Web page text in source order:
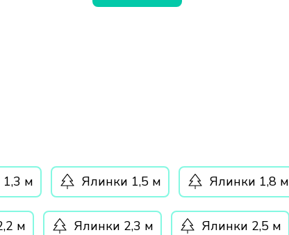
Ялинки 2,5 м
Ялинки 2,3 м
м
Ялинки 1,8 м
Ялинки 1,5 м
м